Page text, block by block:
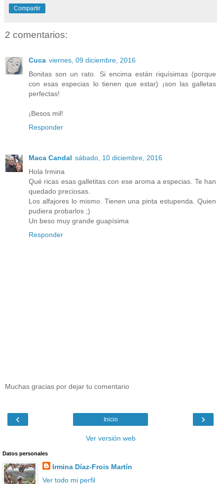
Compartir
2 comentarios:
Cuca viernes, 09 diciembre, 2016
Bonitas son un rato. Si encima están riquísimas (porque
con esas especias lo tienen que estar) ¡son las galletas
perfectas!
¡Besos mil!
Responder
Maca Candal sábado, 10 diciembre, 2016
Hola Irmina
Qué ricas esas galletitas con ese aroma a especias. Te han
quedado preciosas.
Los alfajores lo mismo. Tienen una pinta estupenda. Quien
pudiera probarlos ;)
Un beso muy grande guapísima
Responder
Muchas gracias por dejar tu comentario
‹ ›
Inicio
Ver versión web
Datos personales
Irmina Díaz-Frois Martín
Ver todo mi perfil